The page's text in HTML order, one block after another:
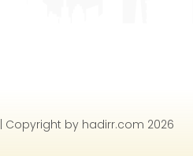
| Copyright by hadirr.com 2026